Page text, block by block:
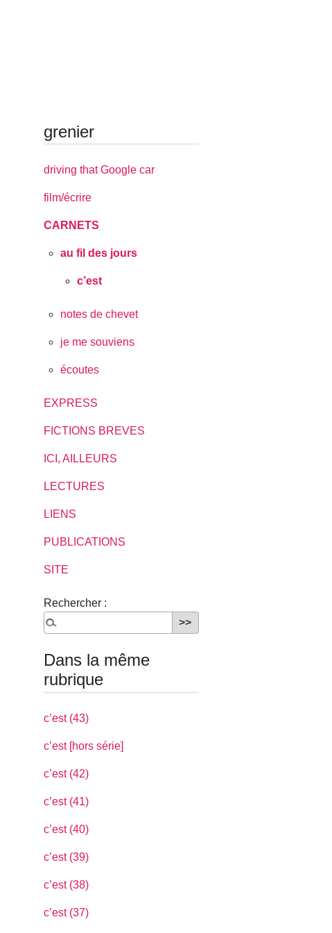
grenier
driving that Google car
film/écrire
CARNETS
au fil des jours
c’est
notes de chevet
je me souviens
écoutes
EXPRESS
FICTIONS BREVES
ICI, AILLEURS
LECTURES
LIENS
PUBLICATIONS
SITE
Rechercher :
Dans la même
rubrique
c’est (43)
c’est [hors série]
c’est (42)
c’est (41)
c’est (40)
c’est (39)
c’est (38)
c’est (37)